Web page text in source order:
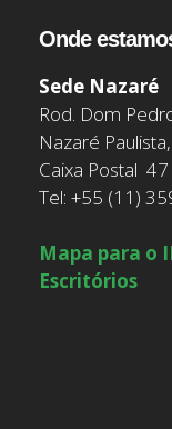
Onde
Sede Nazaré
Rod. Dom
Nazaré
Caixa Postal
Tel: +55 (11)
Mapa para o
Escritórios